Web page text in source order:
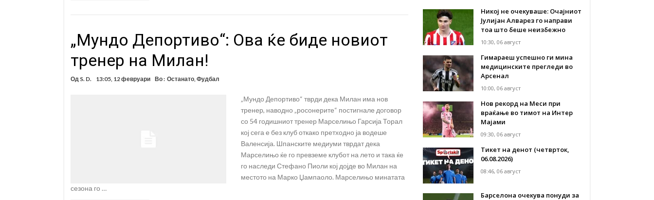
„Мундо Депортиво“: Ова ќе биде новиот
тренер на Милан!
Од S. D. 13:05, 12 февруари Во : Останато, Фудбал
„Мундо Депортиво“ тврди дека Милан има нов
тренер, наводно „росонерите“ постигнале договор
со 54 годишниот тренер Марселињо Гарсија Торал
кој сега е без клуб откако претходно ја водеше
Валенсија. Шпанските медиуми тврдат дека
Марселињо ќе го превземе клубот на лето и така ќе
го наследи Стефано Пиоли кој дојде во Милан на
местото на Марко Џампаоло. Марселињо минатата
сезона го …
Никој не очекуваше: Очајниот
Јулијан Алварез го направи
тоа што беше неизбежно
10:30, 06 август
Гимараеш успешно ги мина
медицинските прегледи во
Арсенал
10:00, 06 август
Нов рекорд на Меси при
враќање во тимот на Интер
Мајами
09:30, 06 август
Тикет на денот (четврток,
06.08.2026)
08:46, 06 август
Барселона очекува понуди за